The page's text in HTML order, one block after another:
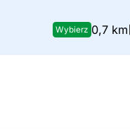
Wybierz 0,7 km